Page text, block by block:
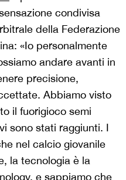
condivisa
della Federazione
«Io personalmente
andare avanti in
precisione,
Abbiamo visto
il fuorigioco semi
sono stati raggiunti. I
nel calcio giovanile
la tecnologia è la
e sappiamo che